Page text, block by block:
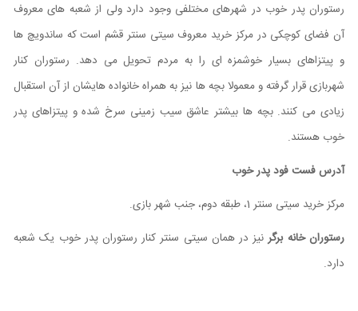
رستوران پدر خوب در شهرهای مختلفی وجود دارد ولی از شعبه های معروف
آن فضای کوچکی در مرکز خرید معروف سیتی سنتر قشم است که ساندویچ ها
و پیتزاهای بسیار خوشمزه ای را به مردم تحویل می دهد. رستوران کنار
شهربازی قرار گرفته و معمولا بچه ها نیز به همراه خانواده هایشان از آن استقبال
زیادی می کنند. بچه ها بیشتر عاشق سیب زمینی سرخ شده و پیتزاهای پدر
خوب هستند.
آدرس فست فود پدر خوب
مرکز خرید سیتی سنتر 1، طبقه دوم، جنب شهر بازی.
رستوران خانه برگرنیز در همان سیتی سنتر کنار رستوران پدر خوب یک شعبه
دارد.